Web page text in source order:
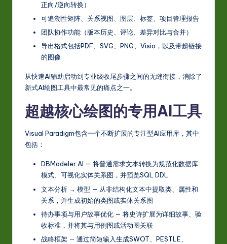
正向/逆向转换）
可追溯性矩阵、关系视图、图层、标签、项目管理报告
团队协作功能（版本历史、评论、差异对比与合并）
导出格式包括PDF、SVG、PNG、Visio，以及带超链接
的图像
从快速AI辅助启动到专业级收尾步骤之间的无缝衔接，消除了
新式AI绘图工具中最常见的痛点之一。
超越核心绘图的专用AI工具
Visual Paradigm包含一个不断扩展的专注型AI应用库，其中
包括：
DBModeler AI — 将普通需求文本转换为规范化数据库
模式、可视化实体关系图，并预览SQL DDL
文本分析 → 模型 — 从非结构化文本中提取类、属性和
关系，并生成初始的类图或实体关系图
待办事项与用户故事优化 — 将史诗扩展为详细故事、验
收标准，并将其与用例图或活动图关联
战略框架 — 通过简短输入生成SWOT、PESTLE、